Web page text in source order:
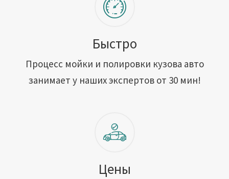
Быстро
Процесс мойки и полировки кузова авто
занимает у наших экспертов от 30 мин!
Цены